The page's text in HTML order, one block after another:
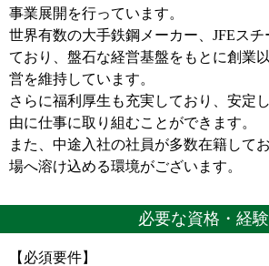
事業展開を行っています。
世界有数の大手鉄鋼メーカー、JFEス
ており、盤石な経営基盤をもとに創業
営を維持しています。
さらに福利厚生も充実しており、安定
由に仕事に取り組むことができます。
また、中途入社の社員が多数在籍して
場へ溶け込める環境がございます。
必要な資格・経験
【必須要件】